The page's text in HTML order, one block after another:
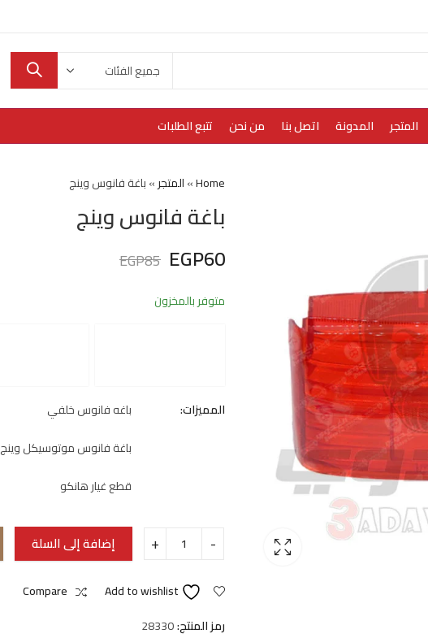
المتجر المدونة اتصل بنا من نحن تتبع الطلبات
Home
»المتجر»باغة فانوس وينج
باغة فانوس وينج
EGP60
EGP85
متوفر بالمخزون
المميزات:
باغه فانوس خلفي
باغة فانوس موتوسيكل وينج
قطع غيار هانكو
إضافة إلى السلة
Add to wishlist
Compare
رمز المنتج:28330